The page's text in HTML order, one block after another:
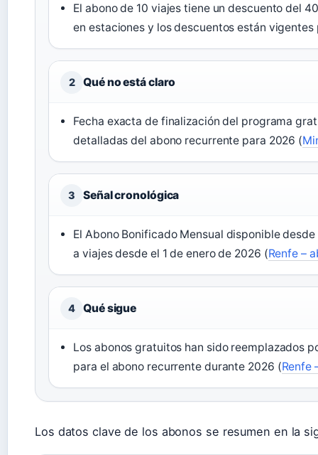
El abono de 10 viajes tiene un descuento del
en estaciones y los descuentos están vigentes
2 Qué no está claro
Fecha exacta de finalización del programa
detalladas del abono recurrente para 2026 (
3 Señal cronológica
El Abono Bonificado Mensual disponible
a viajes desde el 1 de enero de 2026 (Renfe –
4 Qué sigue
Los abonos gratuitos han sido reemplazados
para el abono recurrente durante 2026 (Renfe
Los datos clave de los abonos se resumen en la